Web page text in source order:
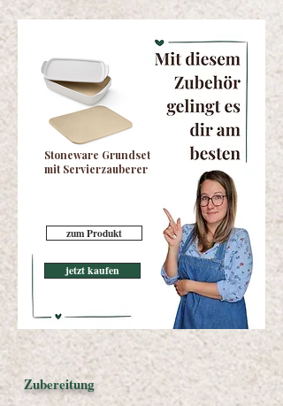
jetzt kaufen
zum Produkt
Stoneware Grundset
mit Servierzauberer
Zubereitung